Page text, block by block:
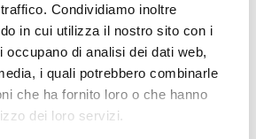
Condividiamo inoltre
in cui utilizza il nostro sito con i
occupano di analisi dei dati web,
i quali potrebbero combinarle
che ha fornito loro o che hanno
dei loro servizi.